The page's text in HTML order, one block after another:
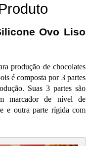
Ovo Liso
produção de chocolates
é composta por 3 partes
Suas 3 partes são
marcador de nível de
e outra parte rígida com